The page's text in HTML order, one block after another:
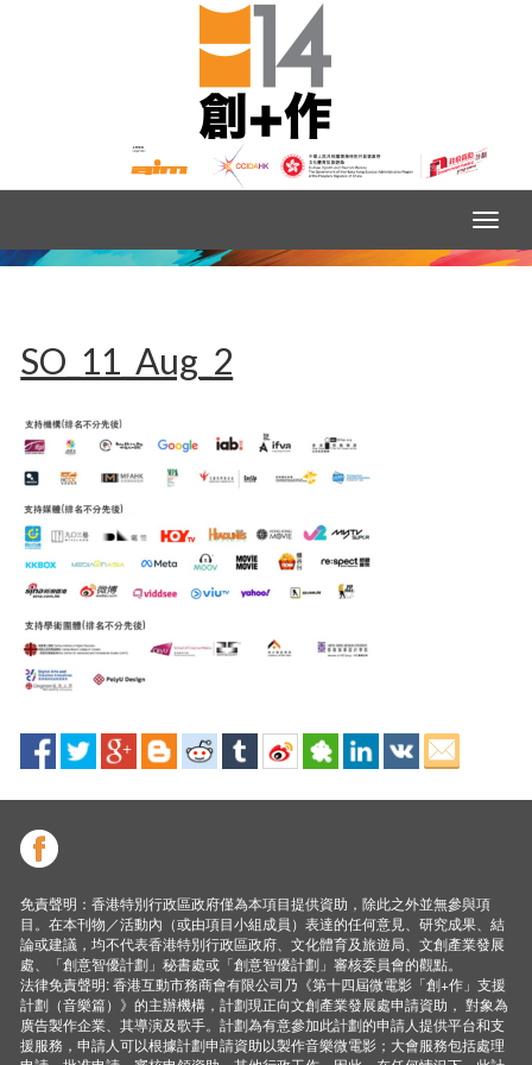
SO_11_Aug_2
免責聲明：香港特別行政區政府僅為本項目提供資助，除此之外並無參與項
目。在本刊物／活動內（或由項目小組成員）表達的任何意見、研究成果、結
論或建議，均不代表香港特別行政區政府、文化體育及旅遊局、文創產業發展
處、「創意智優計劃」秘書處或「創意智優計劃」審核委員會的觀點。
法律免責聲明: 香港互動市務商會有限公司乃《第十四屆微電影「創+作」支援
計劃（音樂篇）》的主辦機構，計劃現正向文創產業發展處申請資助， 對象為
廣告製作企業、其導演及歌手。計劃為有意參加此計劃的申請人提供平台和支
援服務，申請人可以根據計劃申請資助以製作音樂微電影；大會服務包括處理